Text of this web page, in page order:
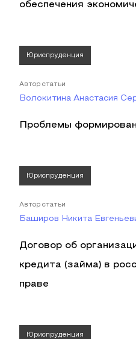
обеспечения
Юриспруденция
Автор статьи
Волокитина Анастасия
Проблемы
Юриспруденция
Автор статьи
Баширов Никита
Договор об
кредита (займа) в
праве
Юриспруденция